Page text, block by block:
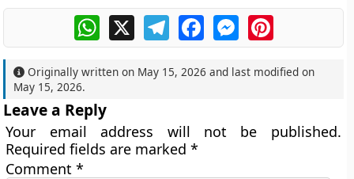
WhatsApp
X TelegramFacebookMessengerPinterest
Originally written on May 15, 2026 and last modified on
May 15, 2026.
Leave a Reply
Your email address will not be published.
Required fields are marked*
Comment*